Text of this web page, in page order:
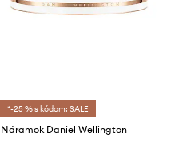
*-25 % s kódom: SALE
Náramok Daniel Wellington